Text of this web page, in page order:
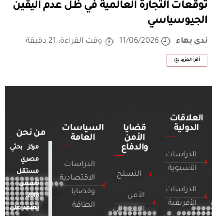
توقعات التجارة العالمية في ظل عدم اليقين
الجيوسياسي
ندى بهاء 11/06/2026 وقت القراءة: 21 دقيقة
أقرأ المزيد
العلاقات
الدولية
الدراسات
الآسيوية
الدراسات
الأفريقية
قضايا
الأمن
والدفاع
التسلح
الأمن
السيبراني
السياسات
العامة
الدراسات
الاقتصادية
وقضايا
الطاقة
من نحن
مركز بحثي
مصري
مستقل
تأسس
2018.
يعتمد على